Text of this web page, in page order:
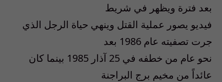
بعد فترة ويظهر في شريط
فيديو يصور عملية القتل وينهي حياة الرجل الذي
جرت تصفيته عام 1986 بعد
نحو عام من خطفه في 25 آذار 1985 بينما كان
عائداً من مخيم برج البراجنة